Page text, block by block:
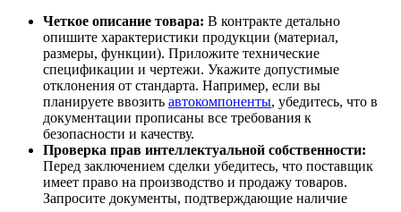
Четкое описание товара: В контракте детально
опишите характеристики продукции (материал,
размеры, функции). Приложите технические
спецификации и чертежи. Укажите допустимые
отклонения от стандарта. Например, если вы
планируете ввозить автокомпоненты, убедитесь, что в
документации прописаны все требования к
безопасности и качеству.
Проверка прав интеллектуальной собственности:
Перед заключением сделки убедитесь, что поставщик
имеет право на производство и продажу товаров.
Запросите документы, подтверждающие наличие